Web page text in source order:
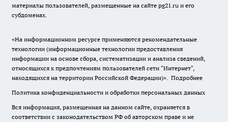
материалы пользователей, размещенные на сайте pg21.ru и его
субдоменах.
«На информационном ресурсе применяются рекомендательные
технологии (информационные технологии предоставления
информации на основе сбора, систематизации и анализа сведений,
относящихся к предпочтениям пользователей сети "Интернет",
находящихся на территории Российской Федерации)». Подробнее
Политика конфиденциальности и обработки персональных данных
Вся информация, размещенная на данном сайте, охраняется в
соответствии с законодательством РФ об авторском праве и не